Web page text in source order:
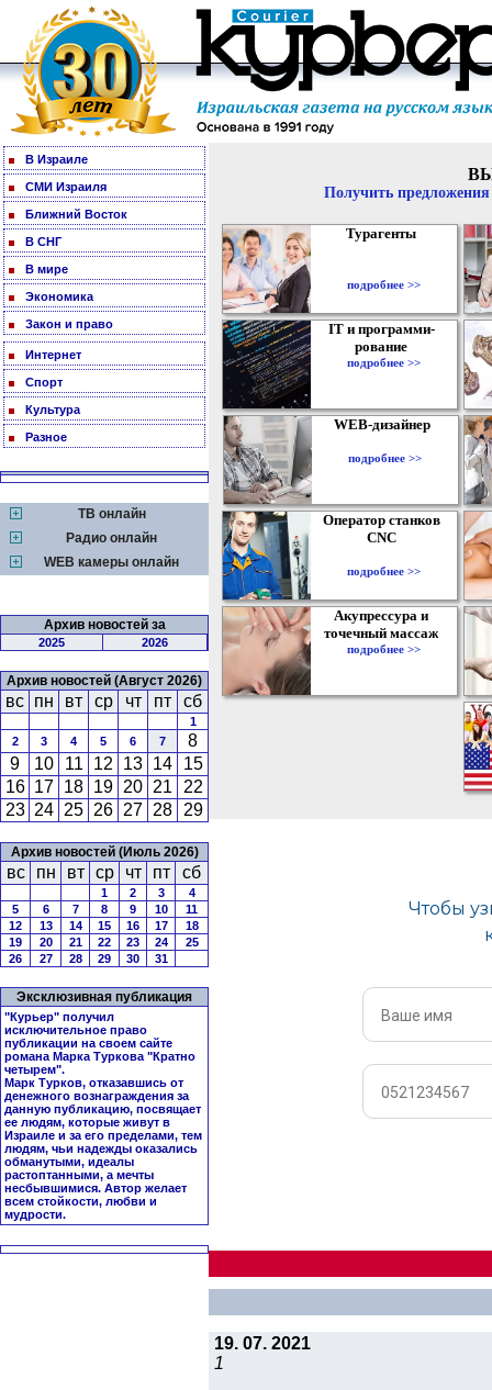
В Израиле
СМИ Израиля
Ближний Восток
В СНГ
В мире
Экономика
Закон и право
Интернет
Спорт
Культура
Разное
ТВ онлайн
Радио онлайн
WEB камеры онлайн
Архив новостей за
2025 2026
Архив новостей (Август 2026)
вс пн вт ср чт пт сб
1
2
3 4 5 6 7
8
9
10 11 12 13 14
15
16 17 18 19 20 21
22
23 24 25 26 27 28 29
Архив новостей (Июль 2026)
вс пн вт ср чт пт сб
1 2 3
4
5
6 7 8 9 10
11
12
13 14 15 16 17
18
19
20 21 22 23 24
25
26
27 28 29 30 31
Эксклюзивная публикация
"Курьер" получил
исключительное право
публикации на своем сайте
романа Марка Туркова "Кратно
четырем".
Марк Турков, отказавшись от
денежного вознаграждения за
данную публикацию, посвящает
ее людям, которые живут в
Израиле и за его пределами, тем
людям, чьи надежды оказались
обманутыми, идеалы
растоптанными, а мечты
несбывшимися. Автор желает
всем стойкости, любви и
мудрости.
Получить
Турагенты
подробнее >>
IT и программи-
рование
подробнее >>
WEB-дизайнер
подробнее >>
Оператор станков
CNC
подробнее >>
Акупрессура и
точечный массаж
подробнее >>
19. 07. 2021
1